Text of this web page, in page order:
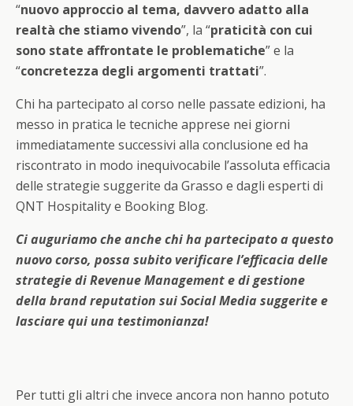
“nuovo approccio al tema, davvero adatto alla
realtà che stiamo vivendo”, la “praticità con cui
sono state affrontate le problematiche” e la
“concretezza degli argomenti trattati”.
Chi ha partecipato al corso nelle passate edizioni, ha
messo in pratica le tecniche apprese nei giorni
immediatamente successivi alla conclusione ed ha
riscontrato in modo inequivocabile l’assoluta efficacia
delle strategie suggerite da Grasso e dagli esperti di
QNT Hospitality e Booking Blog.
Ci auguriamo che anche chi ha partecipato a questo
nuovo corso, possa subito verificare l’efficacia delle
strategie di Revenue Management e di gestione
della brand reputation sui Social Media suggerite e
lasciare qui una testimonianza!
Per tutti gli altri che invece ancora non hanno potuto